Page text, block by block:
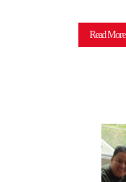
Read More